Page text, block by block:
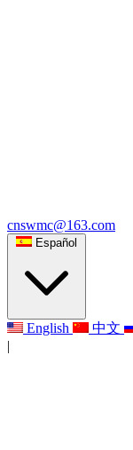
cnswmc@163.com
Español
English 中文
|